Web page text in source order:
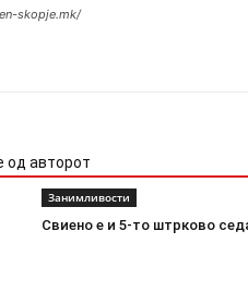
skopje.mk/
од авторот
Занимливости
Свиено е и 5-то штрково